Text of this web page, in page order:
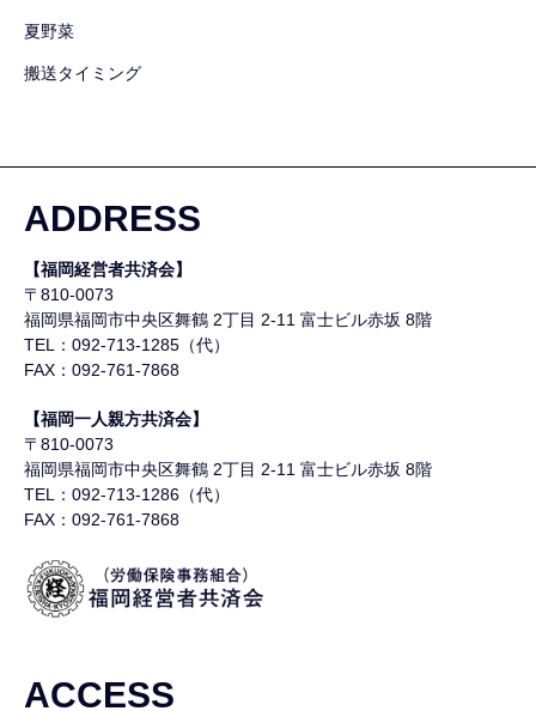
夏野菜
搬送タイミング
ADDRESS
【福岡経営者共済会】
〒810-0073
福岡県福岡市中央区舞鶴 2丁目 2-11 富士ビル赤坂 8階
TEL：092-713-1285（代）
FAX：092-761-7868
【福岡一人親方共済会】
〒810-0073
福岡県福岡市中央区舞鶴 2丁目 2-11 富士ビル赤坂 8階
TEL：092-713-1286（代）
FAX：092-761-7868
ACCESS